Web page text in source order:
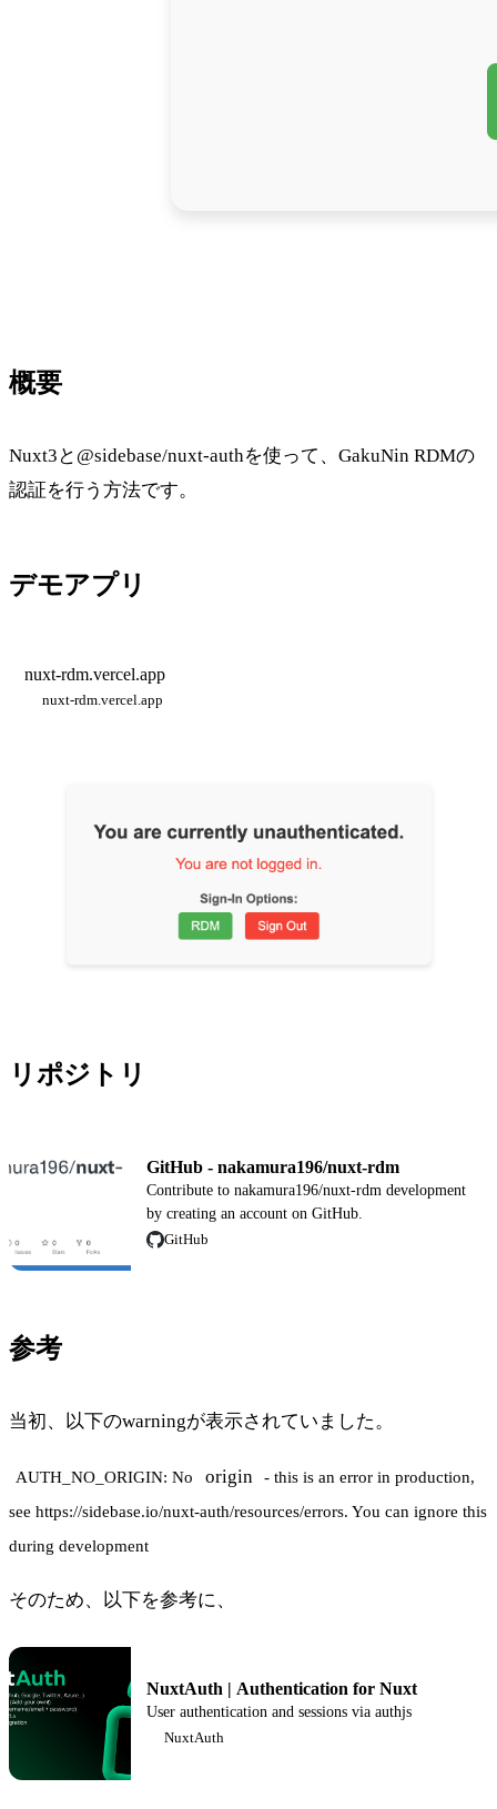
概要
Nuxt3と@sidebase/nuxt-authを使って、GakuNin RDMの
認証を行う方法です。
デモアプリ
nuxt-rdm.vercel.app
nuxt-rdm.vercel.app
リポジトリ
GitHub - nakamura196/nuxt-rdm
Contribute to nakamura196/nuxt-rdm development
by creating an account on GitHub.
GitHub
参考
当初、以下のwarningが表示されていました。
AUTH_NO_ORIGIN: No origin
- this is an error in production,
see https://sidebase.io/nuxt-auth/resources/errors. You can ignore this
during development
そのため、以下を参考に、
NuxtAuth | Authentication for Nuxt
User authentication and sessions via authjs
NuxtAuth